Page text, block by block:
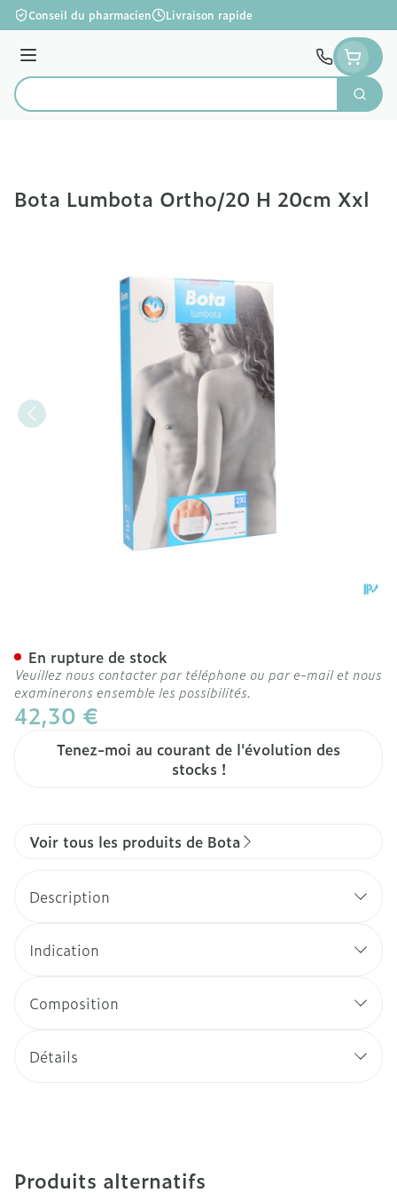
Aller au contenu
Conseil du pharmacien Livraison rapide
Menu
Rechercher
Bota Lumbota Ortho/20 H 20cm Xxl
42,30 €
Tenez-moi au courant de l'évolution des
stocks !
En rupture de stock
Veuillez nous contacter par téléphone ou par e-mail et nous
examinerons ensemble les possibilités.
Voir tous les produits de Bota
Description
Indication
Composition
Détails
Produits alternatifs